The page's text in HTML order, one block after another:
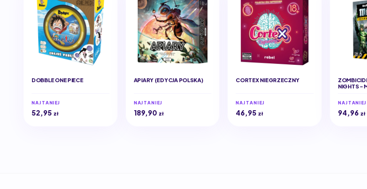
DOBBLE ONE PIECE
NAJTANIEJ
52,95 zł
APIARY (EDYCJA POLSKA)
NAJTANIEJ
189,90 zł
CORTEX NIEGRZECZNY
NAJTANIEJ
46,95 zł
NIGHTS -
NAJTANIEJ
94,96 zł